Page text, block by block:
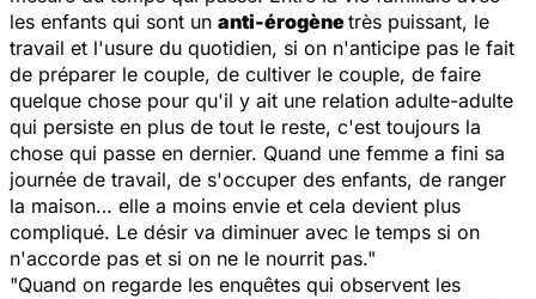
les enfants qui sont un anti-érogènetrès puissant, le
travail et l'usure du quotidien, si on n'anticipe pas le fait
de préparer le couple, de cultiver le couple, de faire
quelque chose pour qu'il y ait une relation adulte-adulte
qui persiste en plus de tout le reste, c'est toujours la
chose qui passe en dernier. Quand une femme a fini sa
journée de travail, de s'occuper des enfants, de ranger
la maison… elle a moins envie et cela devient plus
compliqué. Le désir va diminuer avec le temps si on
n'accorde pas et si on ne le nourrit pas."
"Quand on regarde les enquêtes qui observent les